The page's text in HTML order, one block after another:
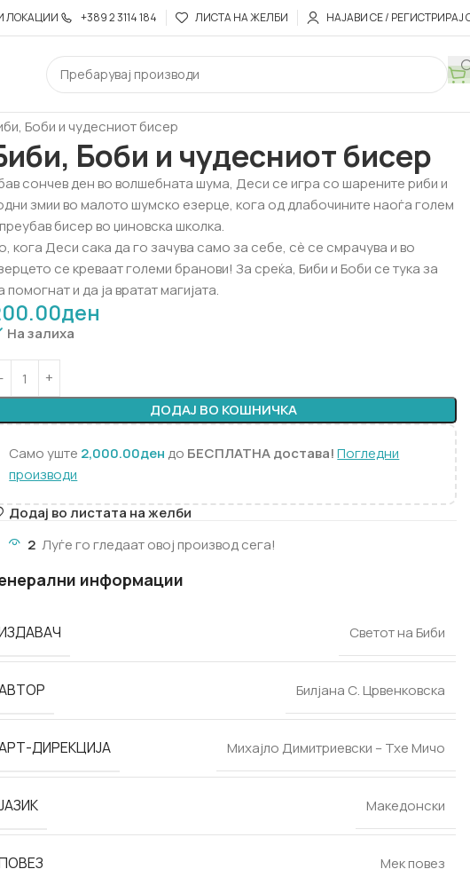
ЛОКАЦИИ +389 2 3114 184 ЛИСТА НА ЖЕЛБИ НАЈАВИ СЕ / РЕГИСТРИРАЈ
Боби и чудесниот бисер
Боби и чудесниот бисер
сончев ден во волшебната шума, Деси се игра со шарените риби и
змии во малото шумско езерце, кога од длабочините наоѓа голем
бисер во џиновска школка.
кога Деси сака да го зачува само за себе, сè се смрачува и во
се креваат големи бранови! За среќа, Биби и Боби се тука за
помогнат и да ја вратат магијата.
ден
На залиха
ДОДАЈ ВО КОШНИЧКА
Само уште 2,000.00дендо БЕСПЛАТНА достава! Погледни
производи
Додај во листата на желби
2 Луѓе го гледаат овој производ сега!
информации
Светот на Биби
Билјана С. Црвенковска
ДИРЕКЦИЈА Михајло Димитриевски – Тхе Мичо
Македонски
Мек повез